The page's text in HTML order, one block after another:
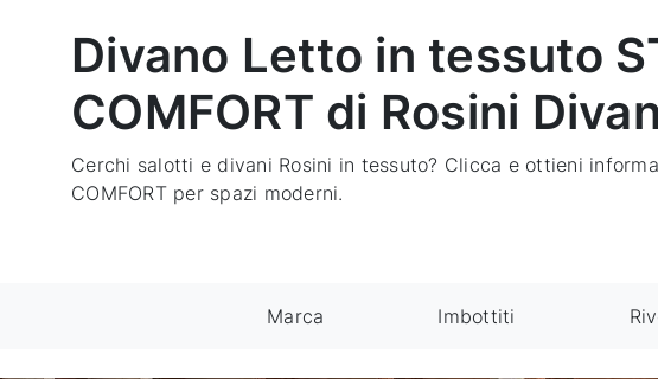
Divano Letto in tessuto
COMFORT di Rosini
Cerchi salotti e divani Rosini in tessuto? Clicca e ottieni
COMFORT per spazi moderni.
Marca Imbottiti